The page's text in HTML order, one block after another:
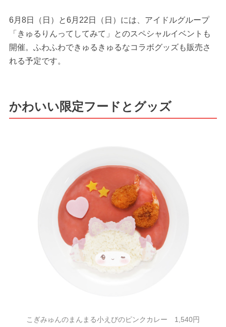
6月8日（日）と6月22日（日）には、アイドルグループ
「きゅるりんってしてみて」とのスペシャルイベントも
開催。ふわふわできゅるきゅるなコラボグッズも販売さ
れる予定です。
かわいい限定フードとグッズ
こぎみゅんのまんまる小えびのピンクカレー 1,540円